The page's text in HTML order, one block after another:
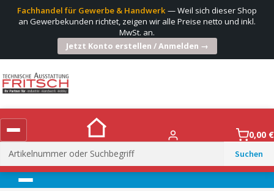
Fachhandel für Gewerbe & Handwerk— Weil sich dieser Shop
an Gewerbekunden richtet, zeigen wir alle Preise netto und inkl.
MwSt. an.
Jetzt Konto erstellen / Anmelden →
Suchen
nach:
0,00 €
Menü